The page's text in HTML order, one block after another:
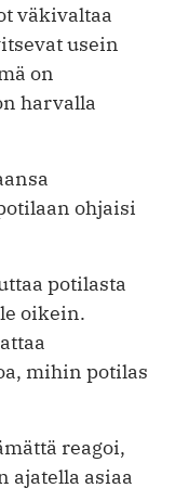
väkivaltaa
usein
on
harvalla
ohjaisi
potilasta
oikein.
mihin potilas
reagoi,
ajatella asiaa